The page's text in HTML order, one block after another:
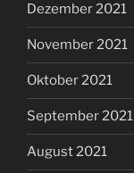
Dezember 2021
November 2021
Oktober 2021
September 2021
August 2021